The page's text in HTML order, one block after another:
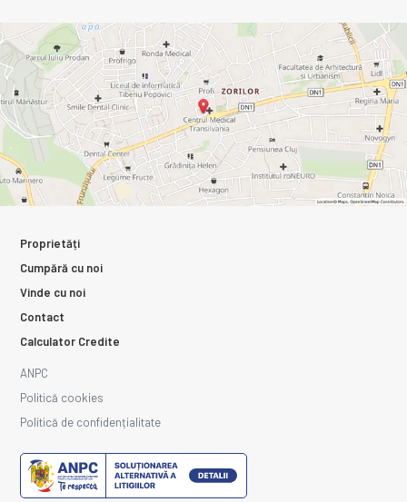
Proprietăți
Cumpără cu noi
Vinde cu noi
Contact
Calculator Credite
ANPC
Politică cookies
Politică de confidențialitate